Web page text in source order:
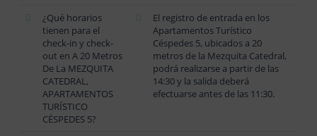
¿Qué horarios
tienen para el
check-in y check-
out en A 20 Metros
De La MEZQUITA
CATEDRAL,
APARTAMENTOS
TURÍSTICO
CÉSPEDES 5?
El registro de entrada en los
Apartamentos Turístico
Céspedes 5, ubicados a 20
metros de la Mezquita Catedral,
podrá realizarse a partir de las
14:30 y la salida deberá
efectuarse antes de las 11:30.